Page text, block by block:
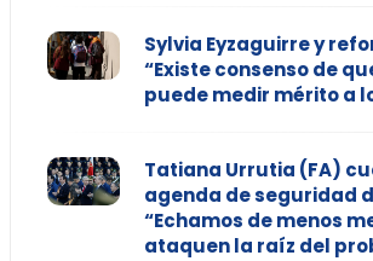
Sylvia Eyzaguirre y
“Existe consenso de
puede medir mérito a
Tatiana Urrutia (FA)
agenda de seguridad
“Echamos de menos
ataquen la raíz del